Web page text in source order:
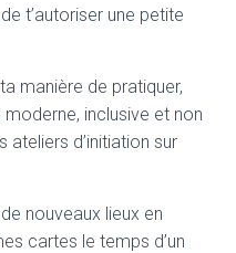
t’autoriser une petite
manière de pratiquer,
inclusive et non
ateliers d’initiation sur
nouveaux lieux en
cartes le temps d’un